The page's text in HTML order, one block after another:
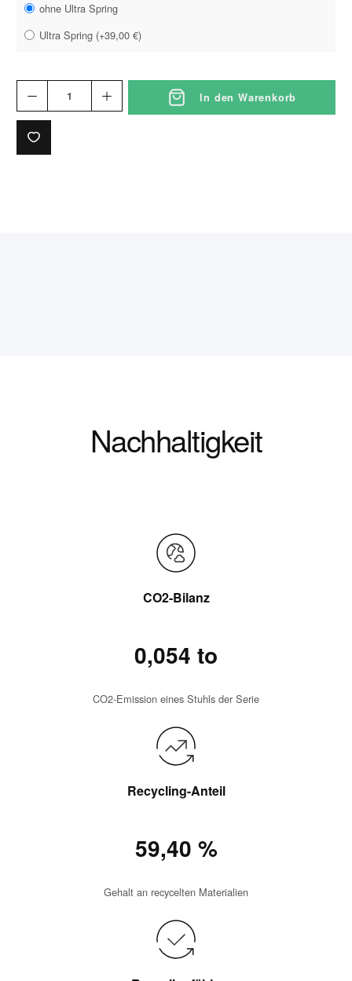
ohne Ultra Spring
Ultra Spring (+39,00 €)
In den Warenkorb
Nachhaltigkeit
CO2-Bilanz
0,054 to
CO2-Emission eines Stuhls der Serie
Recycling-Anteil
59,40 %
Gehalt an recycelten Materialien